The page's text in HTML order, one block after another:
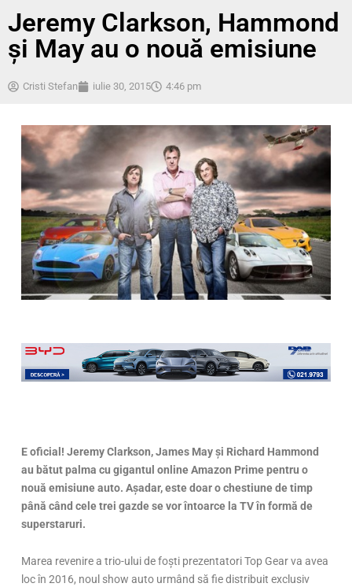
Jeremy Clarkson, Hammond
şi May au o nouă emisiune
Cristi Stefan iulie 30, 2015 4:46 pm
E oficial! Jeremy Clarkson, James May şi Richard Hammond
au bătut palma cu gigantul online Amazon Prime pentru o
nouă emisiune auto. Aşadar, este doar o chestiune de timp
până când cele trei gazde se vor întoarce la TV în formă de
superstaruri.
Marea revenire a trio-ului de foşti prezentatori Top Gear va avea
loc în 2016, noul show auto urmând să fie distribuit exclusiv